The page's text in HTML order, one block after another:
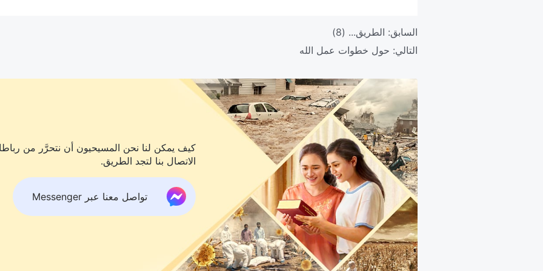
السابق: الطريق... (8)
التالي: حول خطوات عمل الله
كيف يمكن لنا نحن المسيحيون أن نتحرَّر من
الاتصال بنا لتجد الطريق.
تواصل معنا عبر Messenger